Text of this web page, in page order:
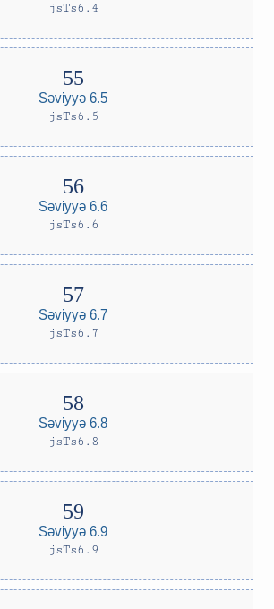
jsTs6.4
Səviyyə 6.5
jsTs6.5
Səviyyə 6.6
jsTs6.6
Səviyyə 6.7
jsTs6.7
Səviyyə 6.8
jsTs6.8
Səviyyə 6.9
jsTs6.9